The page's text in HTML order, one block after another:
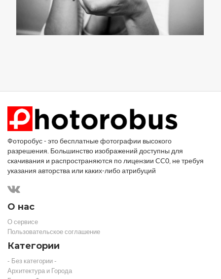
Фоторобус - это бесплатные фотографии высокого
разрешения. Большинство изображений доступны для
скачивания и распространяются по лицензии CC0, не требуя
указания авторства или каких-либо атрибуций
О нас
О сервисе
Пользовательское соглашение
Категории
- Без категории -
Архитектура и Города